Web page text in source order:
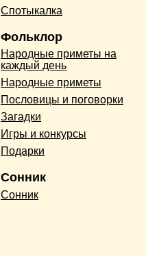
Спотыкалка
Фольклор
Народные приметы на
каждый день
Народные приметы
Пословицы и поговорки
Загадки
Игры и конкурсы
Подарки
Сонник
Сонник